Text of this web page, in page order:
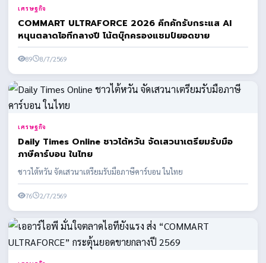
เศรษฐกิจ
COMMART ULTRAFORCE 2026 คึกคักรับกระแส AI
หนุนตลาดไอทีกลางปี โน้ตบุ๊กครองแชมป์ยอดขาย
89 8/7/2569
เศรษฐกิจ
Daily Times Online ชาวไต้หวัน จัดเสวนาเตรียมรับมือ
ภาษีคาร์บอน ในไทย
ชาวไต้หวัน จัดเสวนาเตรียมรับมือภาษีคาร์บอน ในไทย
76 2/7/2569